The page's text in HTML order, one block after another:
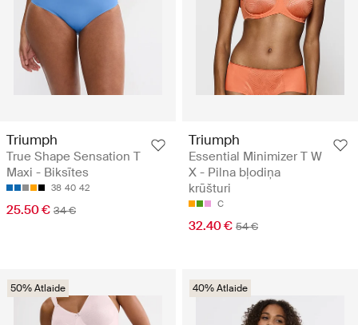
Triumph
True Shape Sensation T
Maxi - Biksītes
38 40 42
25.50 € 34 €
Triumph
Essential Minimizer T W
X - Pilna bļodiņa
krūšturi
C
32.40 € 54 €
50% Atlaide 40% Atlaide